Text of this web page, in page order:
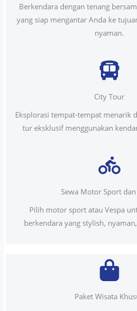
Berkendara dengan tenang
yang siap mengantar Anda ke
nyaman.
City Tour
Eksplorasi tempat-tempat menarik
tur eksklusif menggunakan
Sewa Motor Sport dan
Pilih motor sport atau Vespa
berkendara yang stylish,
Paket Wisata